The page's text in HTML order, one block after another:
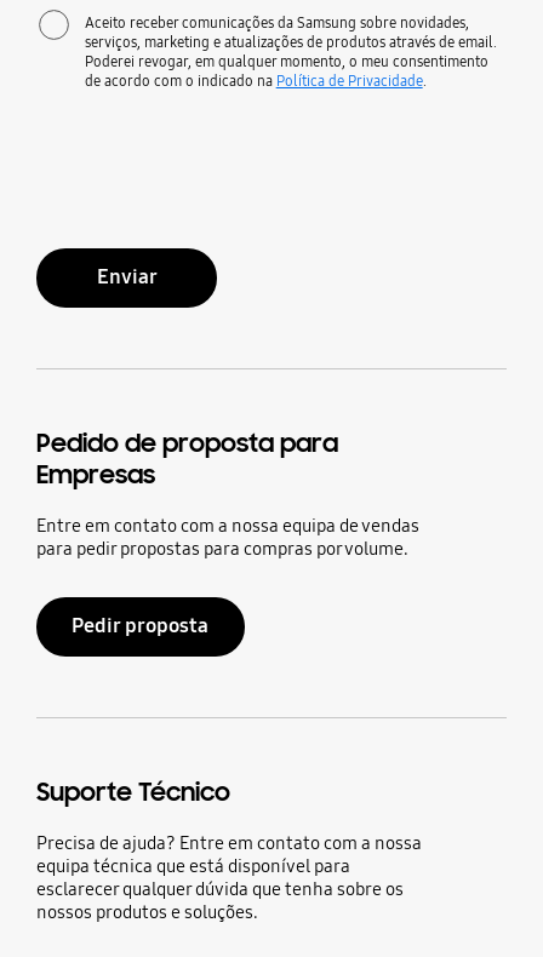
Aceito receber comunicações da Samsung sobre novidades,
serviços, marketing e atualizações de produtos através de email.
Poderei revogar, em qualquer momento, o meu consentimento
de acordo com o indicado na Política de Privacidade.
Enviar
Pedido de proposta para
Empresas
Entre em contato com a nossa equipa de vendas
para pedir propostas para compras por volume.
Pedir proposta
Suporte Técnico
Precisa de ajuda? Entre em contato com a nossa
equipa técnica que está disponível para
esclarecer qualquer dúvida que tenha sobre os
nossos produtos e soluções.